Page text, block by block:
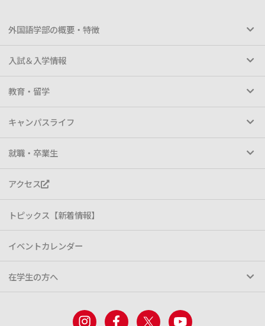
外国語学部の概要・特徴
入試＆入学情報
教育・留学
キャンパスライフ
就職・卒業生
アクセス
トピックス【新着情報】
イベントカレンダー
在学生の方へ